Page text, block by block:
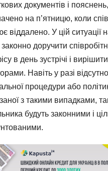
документів і
на п’ятницю, коли
віддалено. У цій ситуації
доручити
в день зустрічі і
Навіть у разі
процедури або
з такими випадками,
будуть законними і